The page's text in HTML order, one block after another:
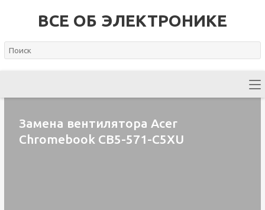
ВСЕ ОБ ЭЛЕКТРОНИКЕ
Замена вентилятора Acer
Chromebook CB5-571-C5XU